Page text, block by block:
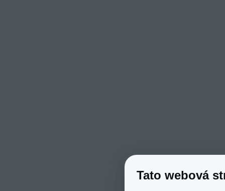
Tato webová